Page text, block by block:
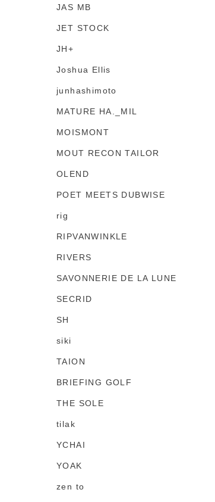
JAS MB
JET STOCK
JH+
Joshua Ellis
junhashimoto
MATURE HA._MIL
MOISMONT
MOUT RECON TAILOR
OLEND
POET MEETS DUBWISE
rig
RIPVANWINKLE
RIVERS
SAVONNERIE DE LA LUNE
SECRID
SH
siki
TAION
BRIEFING GOLF
THE SOLE
tilak
YCHAI
YOAK
zen to